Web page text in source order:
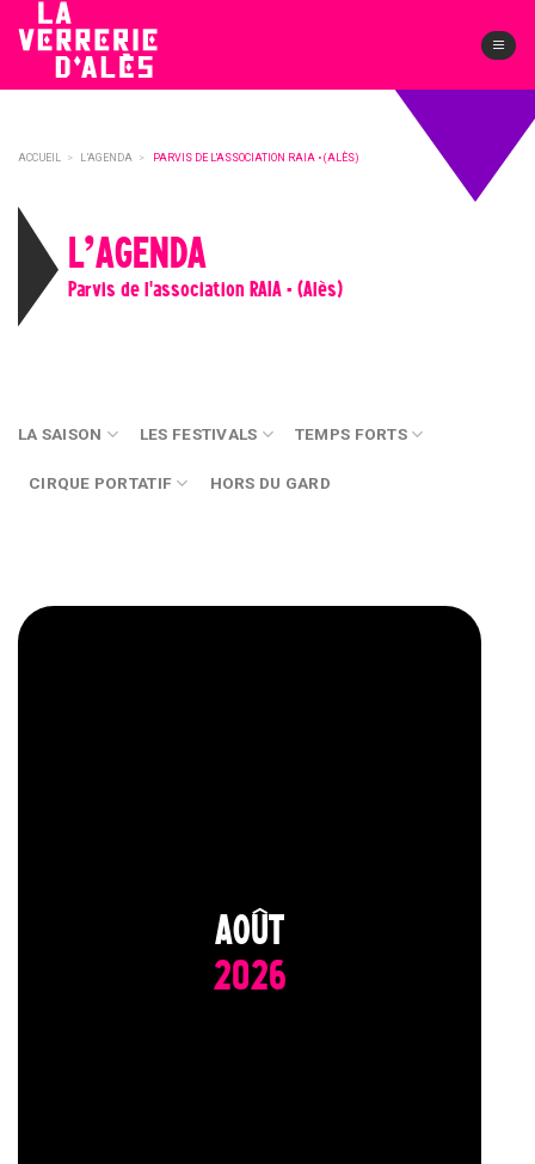
content
ACCUEIL > L’AGENDA > PARVIS DE L'ASSOCIATION RAIA • (ALÈS)
L’AGENDA
Parvis de l'association RAIA • (Alès)
LA SAISON LES FESTIVALS TEMPS FORTS
CIRQUE PORTATIF HORS DU GARD
AOÛT
2026